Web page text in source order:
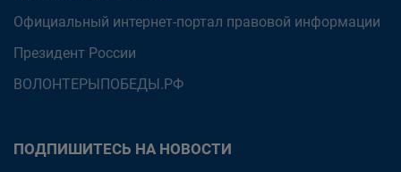
Официальный интернет-портал правовой информации
Президент России
ВОЛОНТЕРЫПОБЕДЫ.РФ
ПОДПИШИТЕСЬ НА НОВОСТИ